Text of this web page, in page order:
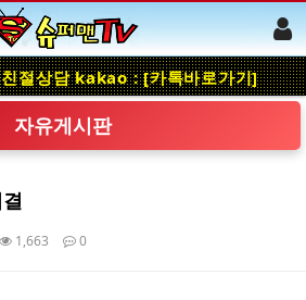
절상담 kakao : [카톡바로가기]
자유게시판
1,663 0